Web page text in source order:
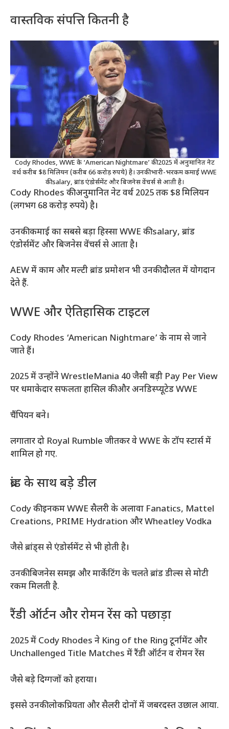
वास्तविक संपत्ति कितनी है
Cody Rhodes, WWE के ‘American Nightmare’ की 2025 में अनुमानित नेट
वर्थ करीब $8 मिलियन (करीब 66 करोड़ रुपये) है। उनकी भारी-भरकम कमाई WWE
की salary, ब्रांड एंडोर्समेंट और बिजनेस वेंचर्स से आती है।
Cody Rhodes की अनुमानित नेट वर्थ 2025 तक $8 मिलियन
(लगभग 68 करोड़ रुपये) है।
उनकी कमाई का सबसे बड़ा हिस्सा WWE की salary, ब्रांड
एंडोर्समेंट और बिजनेस वेंचर्स से आता है।
AEW में काम और मल्टी ब्रांड प्रमोशन भी उनकी दौलत में योगदान
देते हैं.
WWE और ऐतिहासिक टाइटल
Cody Rhodes ‘American Nightmare’ के नाम से जाने
जाते हैं।
2025 में उन्होंने WrestleMania 40 जैसी बड़ी Pay Per View
पर धमाकेदार सफलता हासिल की और अनडिस्प्यूटेड WWE
चैंपियन बने।
लगातार दो Royal Rumble जीतकर वे WWE के टॉप स्टार्स में
शामिल हो गए.
ब्रांड के साथ बड़े डील
Cody की इनकम WWE सैलरी के अलावा Fanatics, Mattel
Creations, PRIME Hydration और Wheatley Vodka
जैसे ब्रांड्स से एंडोर्समेंट से भी होती है।
उनकी बिजनेस समझ और मार्केटिंग के चलते ब्रांड डील्स से मोटी
रकम मिलती है.
रैंडी ऑर्टन और रोमन रेंस को पछाड़ा
2025 में Cody Rhodes ने King of the Ring टूर्नामेंट और
Unchallenged Title Matches में रैंडी ऑर्टन व रोमन रेंस
जैसे बड़े दिग्गजों को हराया।
इससे उनकी लोकप्रियता और सैलरी दोनों में जबरदस्त उछाल आया.